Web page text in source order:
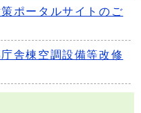
ポータルサイトのご
舎棟空調設備等改修